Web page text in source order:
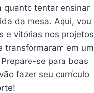
quanto tentar ensinar
da mesa. Aqui, vou
e vitórias nos projetos
transformaram em um
se para boas
fazer seu currículo